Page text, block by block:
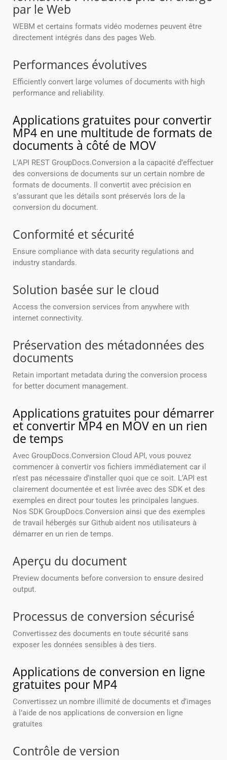
par le Web
WEBM et certains formats vidéo modernes peuvent être
directement intégrés dans des pages Web.
Performances évolutives
Efficiently convert large volumes of documents with high
performance and reliability.
Applications gratuites pour convertir
MP4 en une multitude de formats de
documents à côté de MOV
L’API REST GroupDocs.Conversion a la capacité d’effectuer
des conversions de documents sur un certain nombre de
formats de documents. Il convertit avec précision en
s’assurant que les détails sont préservés lors de la
conversion du document.
Conformité et sécurité
Ensure compliance with data security regulations and
industry standards.
Solution basée sur le cloud
Access the conversion services from anywhere with
internet connectivity.
Préservation des métadonnées des
documents
Retain important metadata during the conversion process
for better document management.
Applications gratuites pour démarrer
et convertir MP4 en MOV en un rien
de temps
Avec GroupDocs.Conversion Cloud API, vous pouvez
commencer à convertir vos fichiers immédiatement car il
n’est pas nécessaire d’installer quoi que ce soit. L’API est
clairement documentée et est livrée avec des SDK et des
exemples en direct pour toutes les principales langues.
Nos SDK GroupDocs.Conversion ainsi que des exemples
de travail hébergés sur Github aident nos utilisateurs à
démarrer en un rien de temps.
Aperçu du document
Preview documents before conversion to ensure desired
output.
Processus de conversion sécurisé
Convertissez des documents en toute sécurité sans
exposer les données sensibles à des tiers.
Applications de conversion en ligne
gratuites pour MP4
Convertissez un nombre illimité de documents et d’images
à l’aide de nos applications de conversion en ligne
gratuites
Contrôle de version